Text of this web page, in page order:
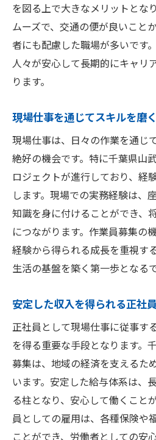
必要なスキルを事前
職場の雰囲気を事前
応募書類を丁寧に準備
す
地域社会への貢献を意
地元企業での安定した
長期的に続けられる職
地域の人々との信頼
地元イベントへの参
ワークライフバラン
を図る上で大きなメリットとな
ムーズで、交通の便が良いこと
者にも配慮した職場が多いです
人々が安心して長期的にキャリ
ります。
現場仕事を通じてスキルを磨く
現場仕事は、日々の作業を通じ
絶好の機会です。特に千葉県山
ロジェクトが進行しており、経
します。現場での実務経験は、
知識を身に付けることができ、
につながります。作業員募集の
経験から得られる成長を重視す
生活の基盤を築く第一歩となる
安定した収入を得られる正社
正社員として現場仕事に従事す
を得る重要な手段となります。
募集は、地域の経済を支えるた
います。安定した給与体系は、
る柱となり、安心して働くこと
員としての雇用は、各種保険や
ことができ、労働者としての安